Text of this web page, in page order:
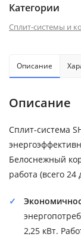
Категории
Сплит-системы и
Описание
Описание
Сплит-система
Белоснежный
работа (всего
2,25 кВт.